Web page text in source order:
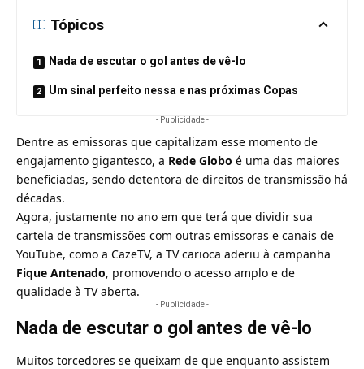
Tópicos
Nada de escutar o gol antes de vê-lo
Um sinal perfeito nessa e nas próximas Copas
- Publicidade -
Dentre as emissoras que capitalizam esse momento de
engajamento gigantesco, a Rede Globo é uma das maiores
beneficiadas, sendo detentora de direitos de transmissão há
décadas.
Agora, justamente no ano em que terá que dividir sua
cartela de transmissões com outras emissoras e canais de
YouTube, como a CazeTV, a TV carioca aderiu à campanha
Fique Antenado, promovendo o acesso amplo e de
qualidade à TV aberta.
- Publicidade -
Nada de escutar o gol antes de vê-lo
Muitos torcedores se queixam de que enquanto assistem